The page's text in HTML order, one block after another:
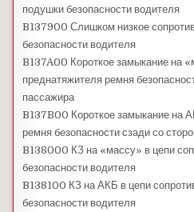
подушки безопасности водителя
B137900 Слишком низкое
безопасности водителя
B137A00 Короткое замыкание на
преднатяжителя ремня
пассажира
B137B00 Короткое замыкание на
ремня безопасности сзади со
B138000 КЗ на «массу» в цепи
безопасности водителя
B138100 КЗ на АКБ в цепи
безопасности водителя